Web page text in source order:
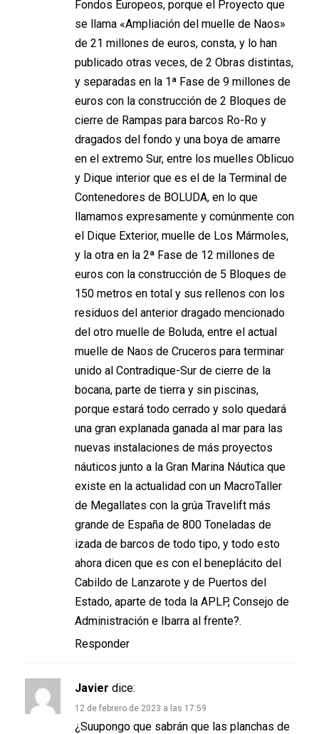
Fondos Europeos, porque el Proyecto que
se llama «Ampliación del muelle de Naos»
de 21 millones de euros, consta, y lo han
publicado otras veces, de 2 Obras distintas,
y separadas en la 1ª Fase de 9 millones de
euros con la construcción de 2 Bloques de
cierre de Rampas para barcos Ro-Ro y
dragados del fondo y una boya de amarre
en el extremo Sur, entre los muelles Oblicuo
y Dique interior que es el de la Terminal de
Contenedores de BOLUDA, en lo que
llamamos expresamente y comúnmente con
el Dique Exterior, muelle de Los Mármoles,
y la otra en la 2ª Fase de 12 millones de
euros con la construcción de 5 Bloques de
150 metros en total y sus rellenos con los
residuos del anterior dragado mencionado
del otro muelle de Boluda, entre el actual
muelle de Naos de Cruceros para terminar
unido al Contradique-Sur de cierre de la
bocana, parte de tierra y sin piscinas,
porque estará todo cerrado y solo quedará
una gran explanada ganada al mar para las
nuevas instalaciones de más proyectos
náuticos junto a la Gran Marina Náutica que
existe en la actualidad con un MacroTaller
de Megallates con la grúa Travelift más
grande de España de 800 Toneladas de
izada de barcos de todo tipo, y todo esto
ahora dicen que es con el beneplácito del
Cabildo de Lanzarote y de Puertos del
Estado, aparte de toda la APLP, Consejo de
Administración e Ibarra al frente?.
Responder
Javier dice:
12 de febrero de 2023 a las 17:59
¿Suupongo que sabrán que las planchas de